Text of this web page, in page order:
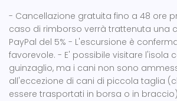
- Cancellazione gratuita fino a 48 ore
caso di rimborso verrà trattenuta una
PayPal del 5% - L'escursione è
favorevole. - E' possibile visitare l'isola
guinzaglio, ma i cani non sono
all'eccezione di cani di piccola taglia
essere trasportati in borsa o in